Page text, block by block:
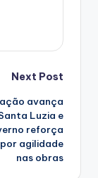
Next Post
avança
Luzia e
reforça
agilidade
nas obras